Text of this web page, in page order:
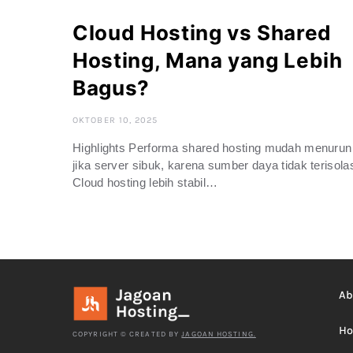
Cloud Hosting vs Shared
Hosting, Mana yang Lebih
Bagus?
OKTOBER 10, 2025
Highlights Performa shared hosting mudah menurun
jika server sibuk, karena sumber daya tidak
Cloud hosting lebih stabil…
COPYRIGHT © CREATED BYJAGOAN HOSTING.